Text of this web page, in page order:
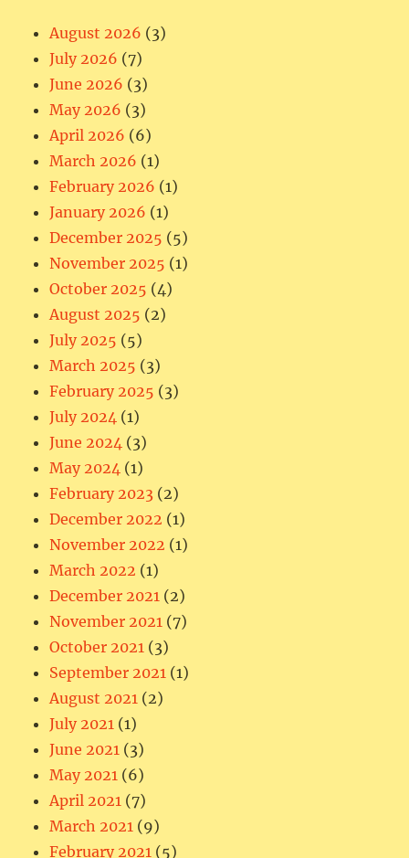
August 2026 (3)
July 2026 (7)
June 2026 (3)
May 2026 (3)
April 2026 (6)
March 2026 (1)
February 2026 (1)
January 2026 (1)
December 2025 (5)
November 2025 (1)
October 2025 (4)
August 2025 (2)
July 2025 (5)
March 2025 (3)
February 2025 (3)
July 2024 (1)
June 2024 (3)
May 2024 (1)
February 2023 (2)
December 2022 (1)
November 2022 (1)
March 2022 (1)
December 2021 (2)
November 2021 (7)
October 2021 (3)
September 2021 (1)
August 2021 (2)
July 2021 (1)
June 2021 (3)
May 2021 (6)
April 2021 (7)
March 2021 (9)
February 2021 (5)